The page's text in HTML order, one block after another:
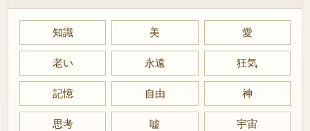
知識 美 愛
老い 永遠 狂気
記憶 自由 神
思考 嘘 宇宙